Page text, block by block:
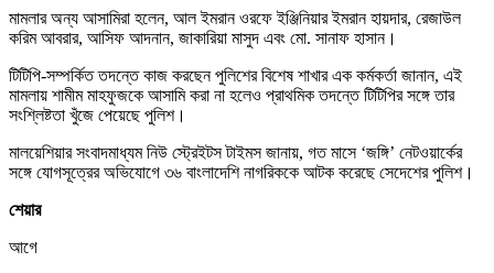
মামলার অন্য আসামিরা হলেন, আল ইমরান ওরফে ইঞ্জিনিয়ার ইমরান হায়দার, রেজাউল
করিম আবরার, আসিফ আদনান, জাকারিয়া মাসুদ এবং মো. সানাফ হাসান।
টিটিপি-সম্পর্কিত তদন্তে কাজ করছেন পুলিশের বিশেষ শাখার এক কর্মকর্তা জানান, এই
মামলায় শামীম মাহফুজকে আসামি করা না হলেও প্রাথমিক তদন্তে টিটিপির সঙ্গে তার
সংশ্লিষ্টতা খুঁজে পেয়েছে পুলিশ।
মালয়েশিয়ার সংবাদমাধ্যম নিউ স্ট্রেইটস টাইমস জানায়, গত মাসে ‘জঙ্গি’ নেটওয়ার্কের
সঙ্গে যোগসূত্রের অভিযোগে ৩৬ বাংলাদেশি নাগরিককে আটক করেছে সেদেশের পুলিশ।
শেয়ার
আগে